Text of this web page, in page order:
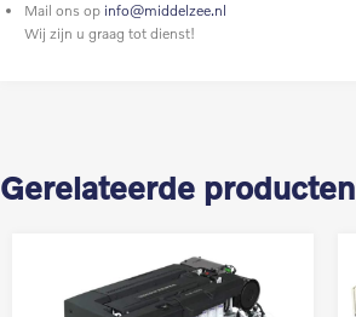
Mail ons op info@middelzee.nl
Wij zijn u graag tot dienst!
Gerelateerde producten